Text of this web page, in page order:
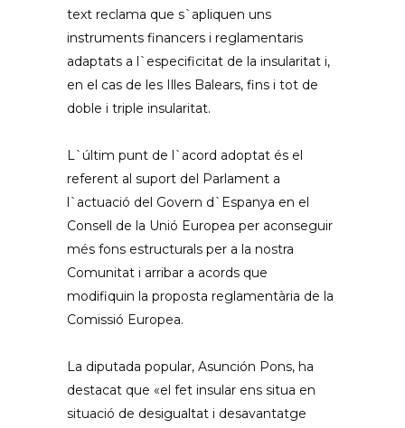
text reclama que s`apliquen uns
instruments financers i reglamentaris
adaptats a l`especificitat de la insularitat i,
en el cas de les Illes Balears, fins i tot de
doble i triple insularitat.
L`últim punt de l`acord adoptat és el
referent al suport del Parlament a
l`actuació del Govern d`Espanya en el
Consell de la Unió Europea per aconseguir
més fons estructurals per a la nostra
Comunitat i arribar a acords que
modifiquin la proposta reglamentària de la
Comissió Europea.
La diputada popular, Asunción Pons, ha
destacat que «el fet insular ens situa en
situació de desigualtat i desavantatge